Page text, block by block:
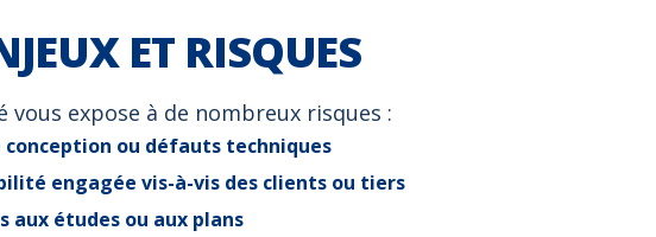
ET RISQUES
vous expose à de nombreux risques :
conception ou défauts techniques
engagée vis-à-vis des clients ou tiers
aux études ou aux plans